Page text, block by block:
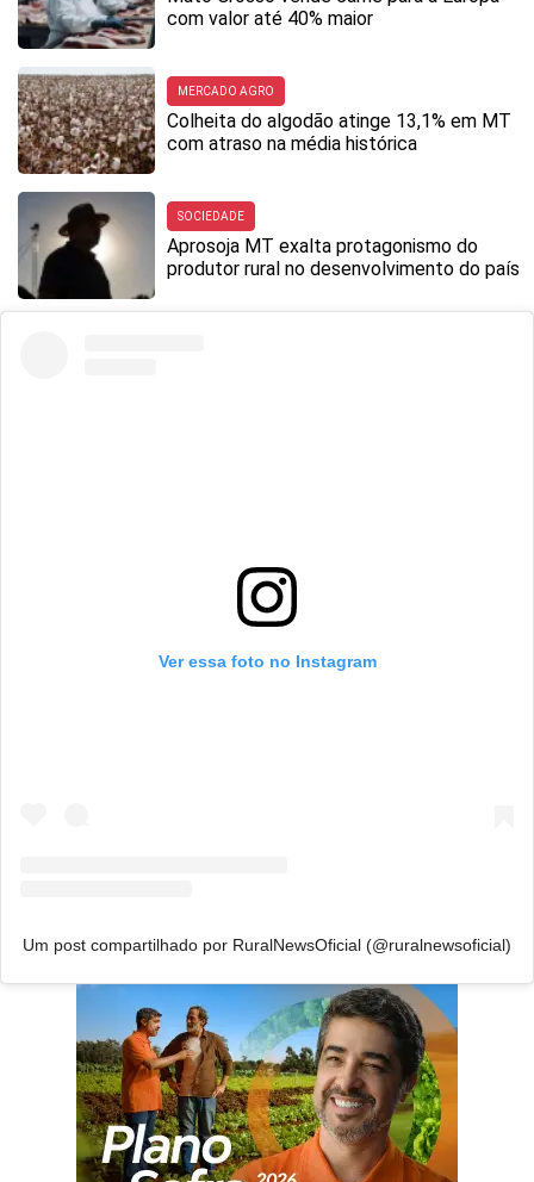
com valor até 40% maior
MERCADO AGRO
Colheita do algodão atinge 13,1% em MT
com atraso na média histórica
SOCIEDADE
Aprosoja MT exalta protagonismo do
produtor rural no desenvolvimento do país
Ver essa foto no Instagram
Um post compartilhado por RuralNewsOficial (@ruralnewsoficial)